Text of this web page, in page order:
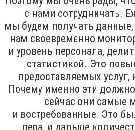
с нами сотрудничать.
мы будем получать
нам своевременно
и уровень персонала,
статистикой. Это
предоставляемых услуг,
Почему именно эти
сейчас они самые
и востребованные. Это
пера, и дальше